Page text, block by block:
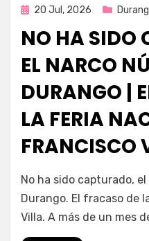
Publicada
20 Jul, 2026
NO HA SIDO
EL NARCO
DURANGO |
LA FERIA
FRANCISCO
por Fernando Miranda
No ha sido capturado,
Durango. El fracaso de
Villa. A más de un mes